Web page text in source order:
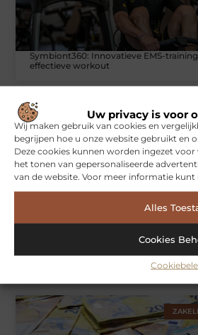
Uw privacy is voor
Wij maken gebruik van cookies en
begrijpen hoe u onze website gebruikt en
Deze cookies kunnen worden ingezet
het tonen van gepersonaliseerde
van de website. Voor meer informatie
Alles
Cookies
Symbiont360: Innovatieve EMS-
effectieve workout
weersinvloeden